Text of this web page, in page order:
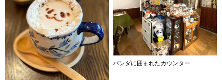
パンダに囲まれたカウンター